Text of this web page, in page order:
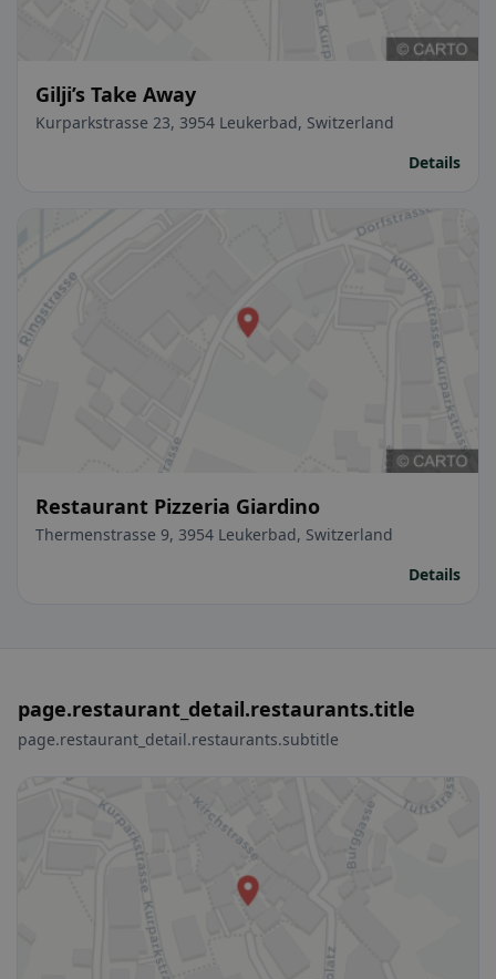
Gilji’s Take Away
Kurparkstrasse 23, 3954 Leukerbad, Switzerland
Details
Restaurant Pizzeria Giardino
Thermenstrasse 9, 3954 Leukerbad, Switzerland
Details
page.restaurant_detail.restaurants.title
page.restaurant_detail.restaurants.subtitle